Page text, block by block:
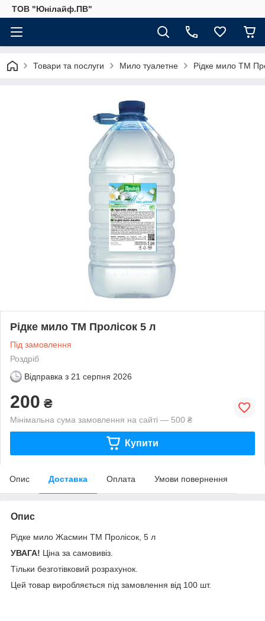
ТОВ "Юнілайф.ПВ"
Товари та послуги Мило туалетне Рідке мило ТМ
Рідке мило ТМ Пролісок 5 л
Під замовлення
Роздріб
Відправка з 21 серпня 2026
200 ₴
Мінімальна сума замовлення на сайті — 500 ₴
Купити
Опис Доставка Оплата Умови повернення
Опис
Рідке мило Жасмин ТМ Пролісок, 5 л
УВАГА! Ціна за самовивіз.
Тільки безготівковий розрахунок.
Цей товар виробляється під замовлення від 100 шт.